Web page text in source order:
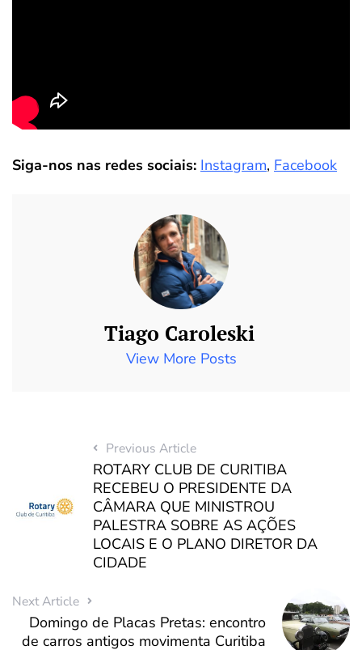
Siga-nos nas redes sociais: Instagram, Facebook
Tiago Caroleski
View More Posts
Previous Article
ROTARY CLUB DE CURITIBA
RECEBEU O PRESIDENTE DA
CÂMARA QUE MINISTROU
PALESTRA SOBRE AS AÇÕES
LOCAIS E O PLANO DIRETOR DA
CIDADE
Next Article
Domingo de Placas Pretas: encontro
de carros antigos movimenta Curitiba